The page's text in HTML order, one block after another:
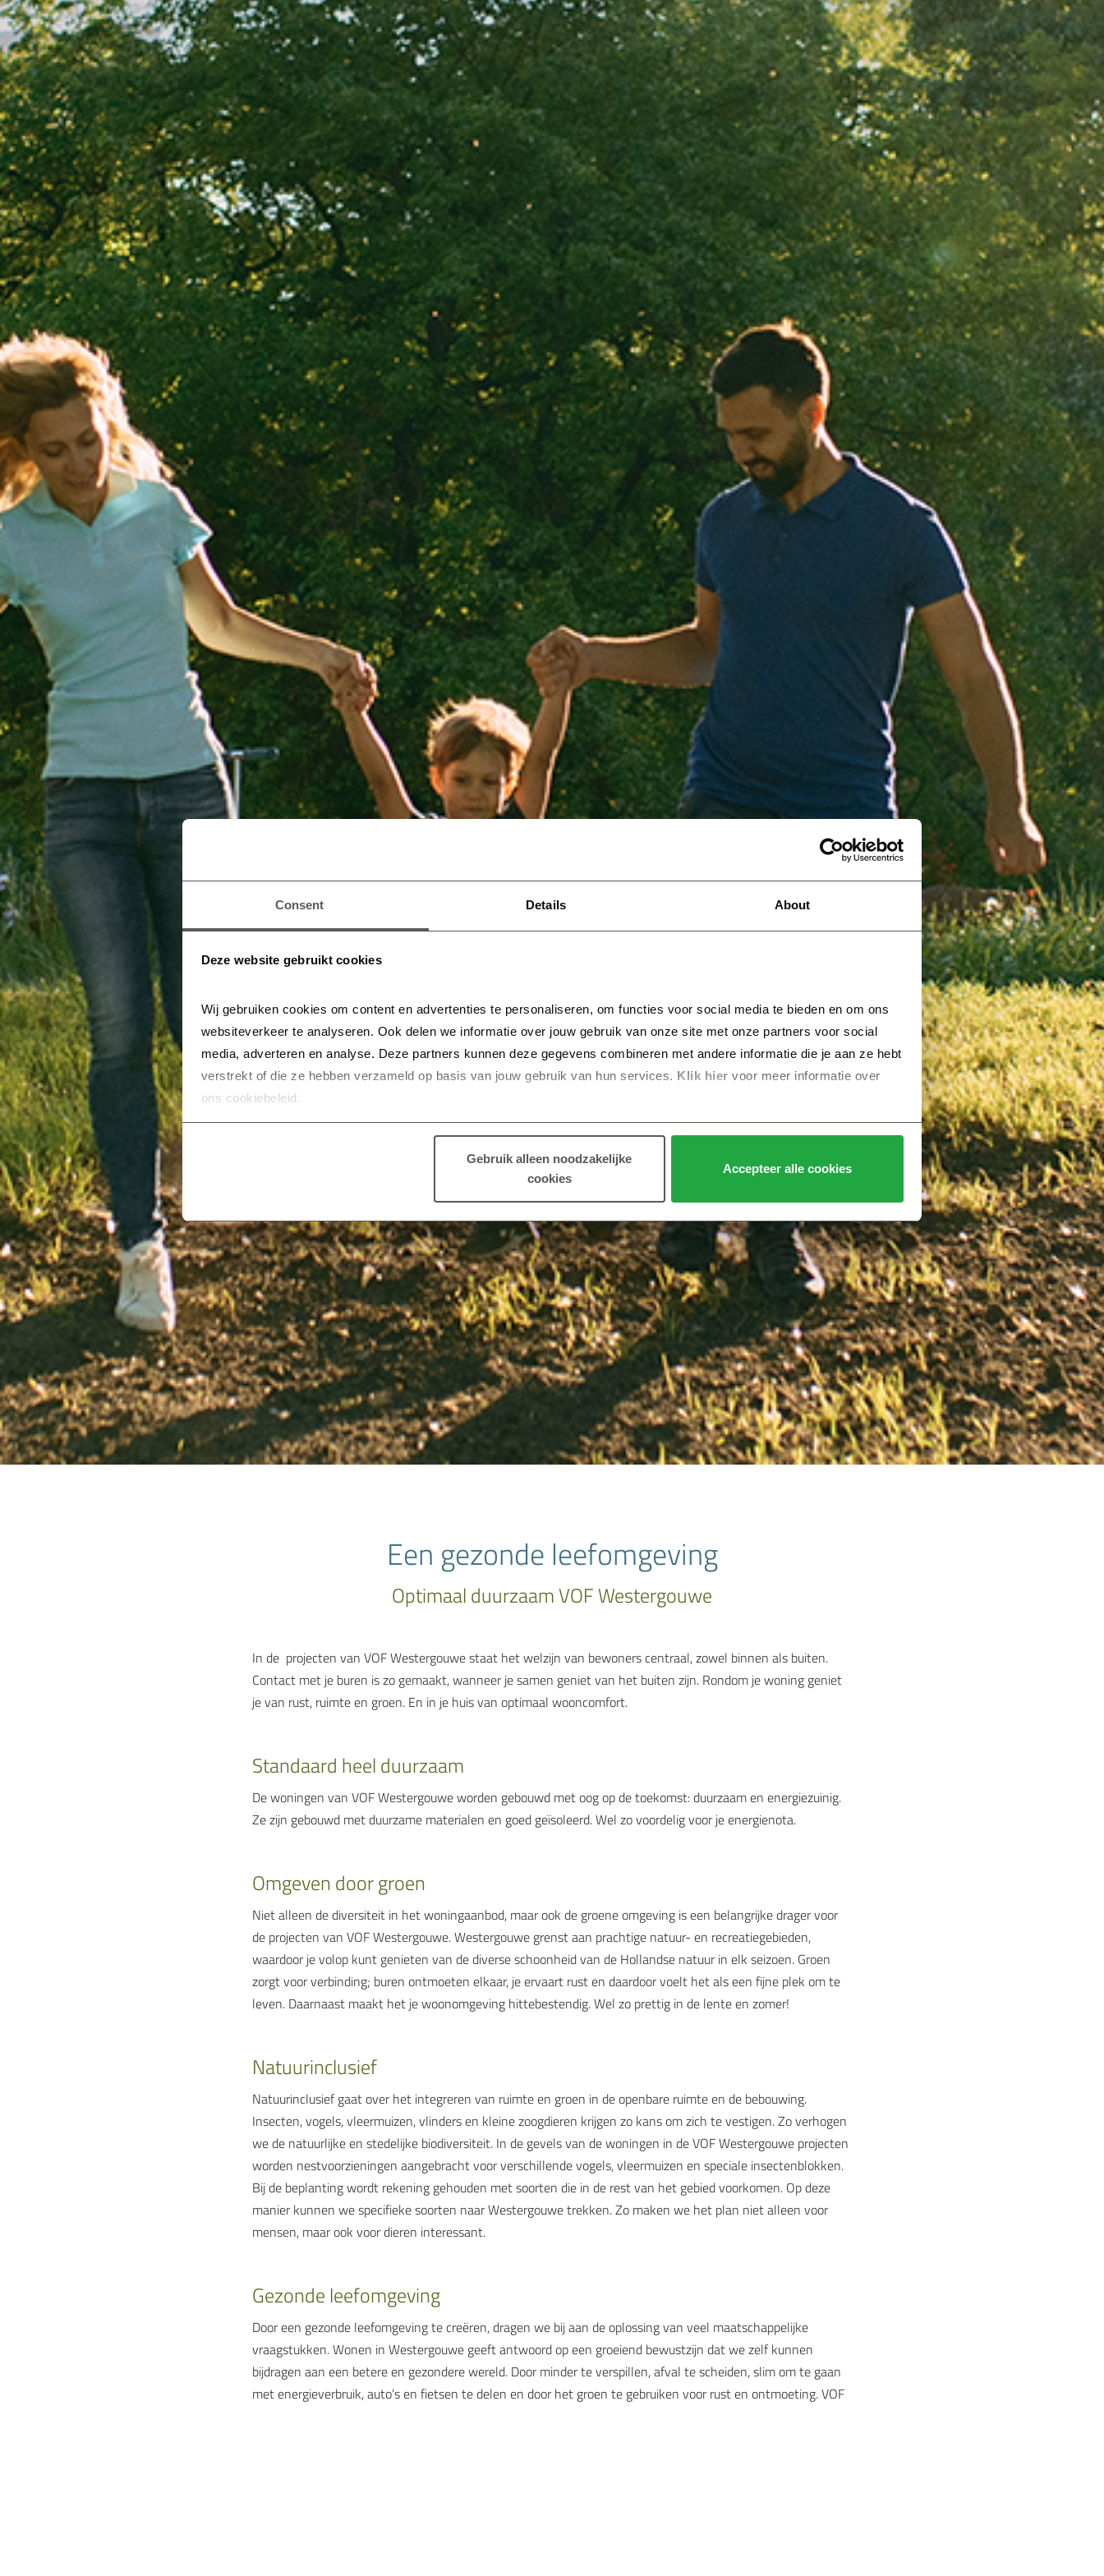
Consent Details About
Deze website gebruikt cookies
Wij gebruiken cookies om content en advertenties te personaliseren, om functies voor social media te bieden en om ons
websiteverkeer te analyseren. Ook delen we informatie over jouw gebruik van onze site met onze partners voor social
media, adverteren en analyse. Deze partners kunnen deze gegevens combineren met andere informatie die je aan ze hebt
verstrekt of die ze hebben verzameld op basis van jouw gebruik van hun services. Klik hier voor meer informatie over
ons cookiebeleid.
Gebruik alleen noodzakelijke
cookies
Accepteer alle cookies
Een gezonde leefomgeving
Optimaal duurzaam VOF Westergouwe
In de projecten van VOF Westergouwe staat het welzijn van bewoners centraal, zowel binnen als buiten.
Contact met je buren is zo gemaakt, wanneer je samen geniet van het buiten zijn. Rondom je woning geniet
je van rust, ruimte en groen. En in je huis van optimaal wooncomfort.
Standaard heel duurzaam
De woningen van VOF Westergouwe worden gebouwd met oog op de toekomst: duurzaam en energiezuinig.
Ze zijn gebouwd met duurzame materialen en goed geïsoleerd. Wel zo voordelig voor je energienota.
Omgeven door groen
Niet alleen de diversiteit in het woningaanbod, maar ook de groene omgeving is een belangrijke drager voor
de projecten van VOF Westergouwe. Westergouwe grenst aan prachtige natuur- en recreatiegebieden,
waardoor je volop kunt genieten van de diverse schoonheid van de Hollandse natuur in elk seizoen. Groen
zorgt voor verbinding; buren ontmoeten elkaar, je ervaart rust en daardoor voelt het als een fijne plek om te
leven. Daarnaast maakt het je woonomgeving hittebestendig. Wel zo prettig in de lente en zomer!
Natuurinclusief
Natuurinclusief gaat over het integreren van ruimte en groen in de openbare ruimte en de bebouwing.
Insecten, vogels, vleermuizen, vlinders en kleine zoogdieren krijgen zo kans om zich te vestigen. Zo verhogen
we de natuurlijke en stedelijke biodiversiteit. In de gevels van de woningen in de VOF Westergouwe projecten
worden nestvoorzieningen aangebracht voor verschillende vogels, vleermuizen en speciale insectenblokken.
Bij de beplanting wordt rekening gehouden met soorten die in de rest van het gebied voorkomen. Op deze
manier kunnen we specifieke soorten naar Westergouwe trekken. Zo maken we het plan niet alleen voor
mensen, maar ook voor dieren interessant.
Gezonde leefomgeving
Door een gezonde leefomgeving te creëren, dragen we bij aan de oplossing van veel maatschappelijke
vraagstukken. Wonen in Westergouwe geeft antwoord op een groeiend bewustzijn dat we zelf kunnen
bijdragen aan een betere en gezondere wereld. Door minder te verspillen, afval te scheiden, slim om te gaan
met energieverbruik, auto’s en fietsen te delen en door het groen te gebruiken voor rust en ontmoeting. VOF